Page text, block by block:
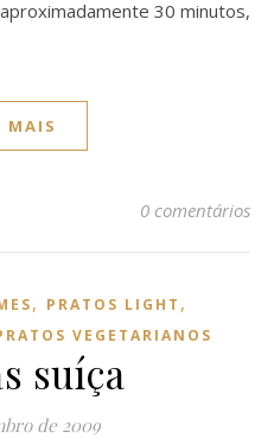
30 minutos,
MAIS
0 comentários
, PRATOS LIGHT ,
VEGETARIANOS
suíça
de 2009